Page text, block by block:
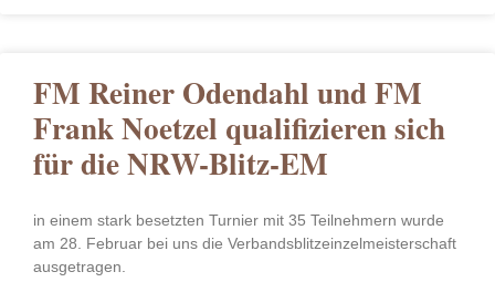
FM Reiner Odendahl und FM
Frank Noetzel qualifizieren sich
für die NRW-Blitz-EM
in einem stark besetzten Turnier mit 35 Teilnehmern wurde
am 28. Februar bei uns die Verbandsblitzeinzelmeisterschaft
ausgetragen.